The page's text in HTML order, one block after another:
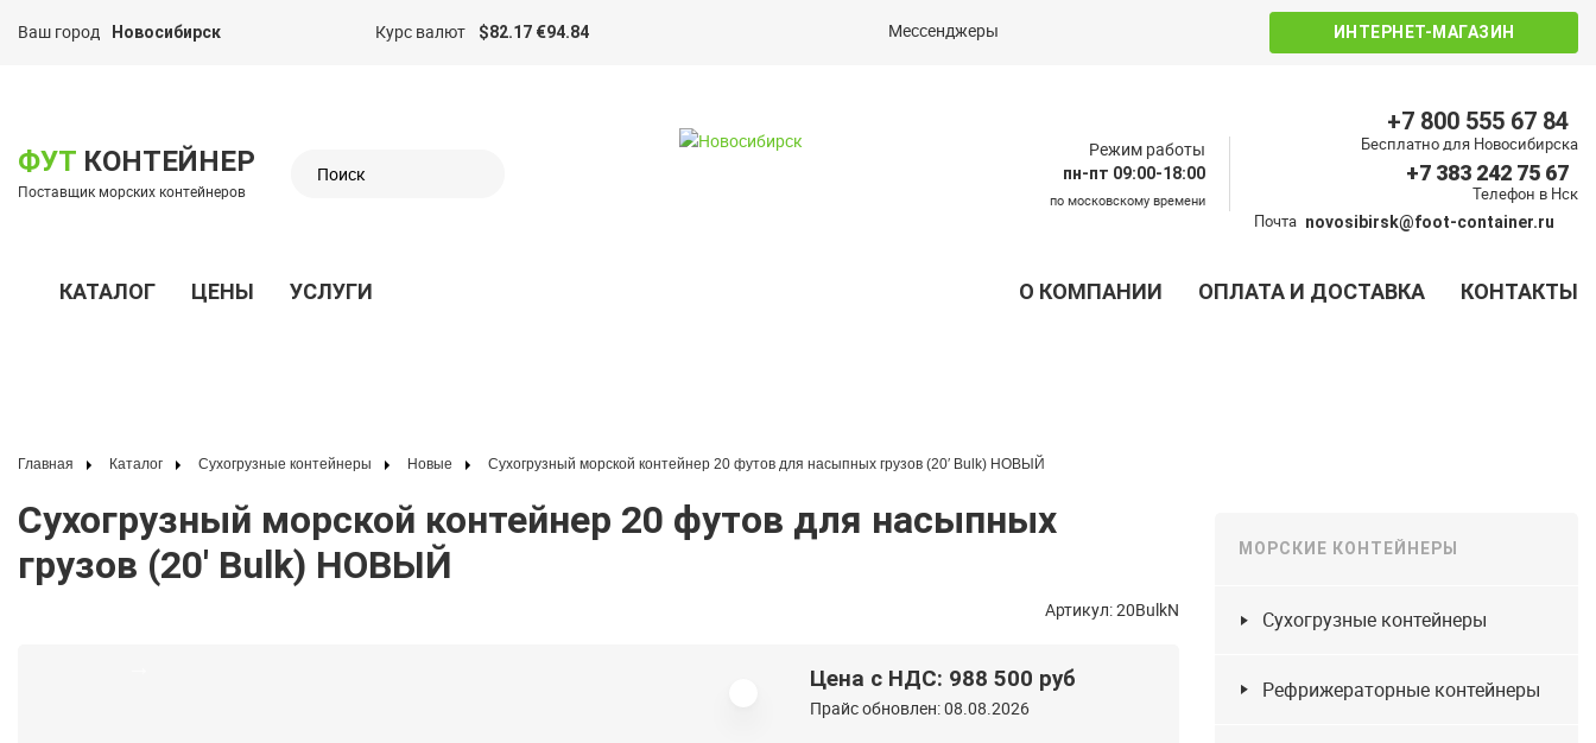
Ваш город Новосибирск Курс валют $82.17 €94.84 Мессенджеры ИНТЕРНЕТ-МАГАЗИН
ФУТ КОНТЕЙНЕР
Поставщик морских контейнеров
Режим работы
пн-пт 09:00-18:00
по московскому времени
Бесплатно для Новосибирска
+7 800 555 67 84
Телефон в Нск
+7 383 242 75 67
Почта novosibirsk@foot-container.ru
КАТАЛОГ ЦЕНЫ УСЛУГИ О КОМПАНИИ ОПЛАТА И ДОСТАВКА КОНТАКТЫ
Главная Каталог Сухогрузные контейнеры Новые Сухогрузный морской контейнер 20 футов для насыпных грузов (20′ Bulk) НОВЫЙ
Сухогрузный морской контейнер 20 футов для насыпных
грузов (20′ Bulk) НОВЫЙ
Артикул: 20BulkN
Цена с НДС: 988 500 руб
Прайс обновлен: 08.08.2026
МОРСКИЕ КОНТЕЙНЕРЫ
Сухогрузные контейнеры
Рефрижераторные контейнеры